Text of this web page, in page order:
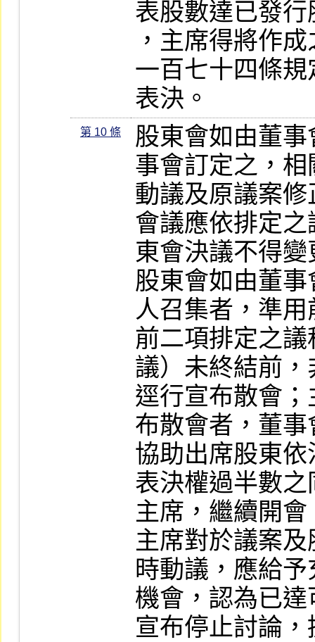
表股數達已發
，主席得將作
一百七十四條
表決。
第 10 條
股東會如由董
事會訂定之，
動議及原議案
會議應依排定
東會決議不得變
股東會如由董
人召集者，準
前二項排定之
議）未終結前
逕行宣布散會
布散會者，董
協助出席股東
表決權過半數
主席，繼續開會
主席對於議案
時動議，應給
機會，認為已
宣布停止討論